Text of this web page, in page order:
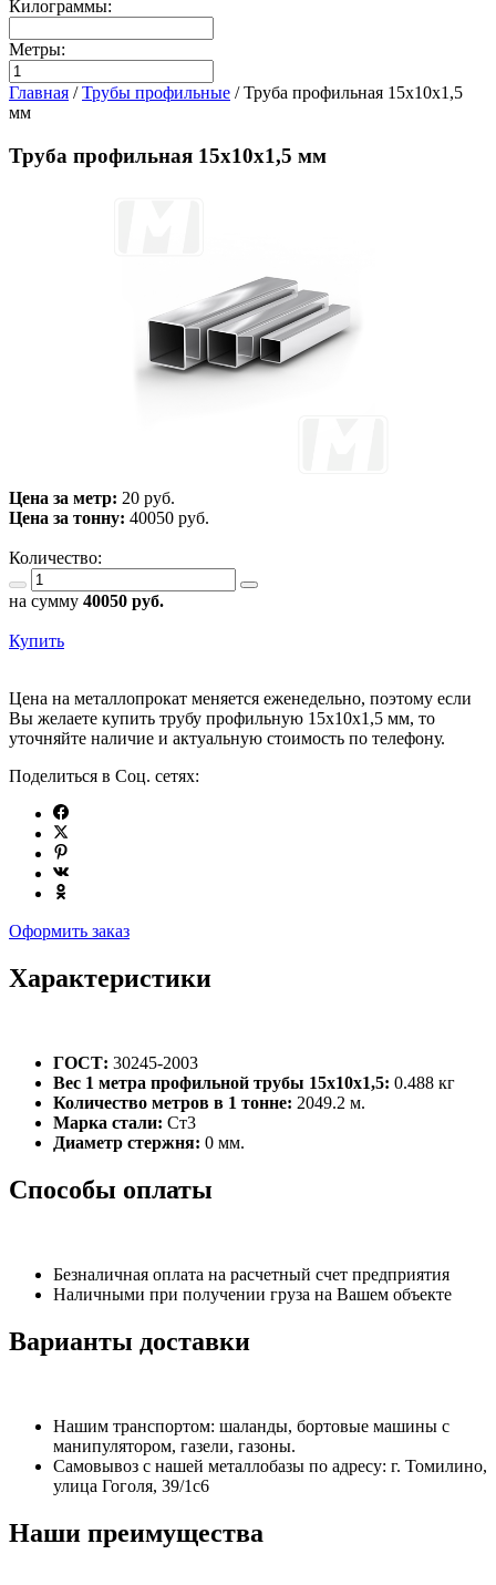
Килограммы:
Метры:
Главная /Трубы профильные /Труба профильная 15х10х1,5
мм
Труба профильная 15х10х1,5 мм
Цена за метр: 20 руб.
Цена за тонну: 40050 руб.
Количество:
на сумму 40050 руб.
Купить
Цена на металлопрокат меняется еженедельно, поэтому если
Вы желаете купить трубу профильную 15х10х1,5 мм, то
уточняйте наличие и актуальную стоимость по телефону.
Поделиться в Соц. сетях:
Оформить заказ
Характеристики
ГОСТ: 30245-2003
Вес 1 метра профильной трубы 15х10х1,5: 0.488 кг
Количество метров в 1 тонне: 2049.2 м.
Марка стали: Ст3
Диаметр стержня: 0 мм.
Способы оплаты
Безналичная оплата на расчетный счет предприятия
Наличными при получении груза на Вашем объекте
Варианты доставки
Нашим транспортом: шаланды, бортовые машины с
манипулятором, газели, газоны.
Самовывоз с нашей металлобазы по адресу: г. Томилино,
улица Гоголя, 39/1с6
Наши преимущества